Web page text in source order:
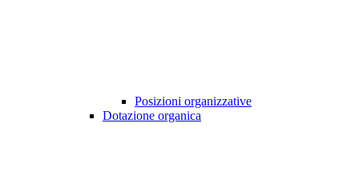
Posizioni organizzative
Dotazione organica